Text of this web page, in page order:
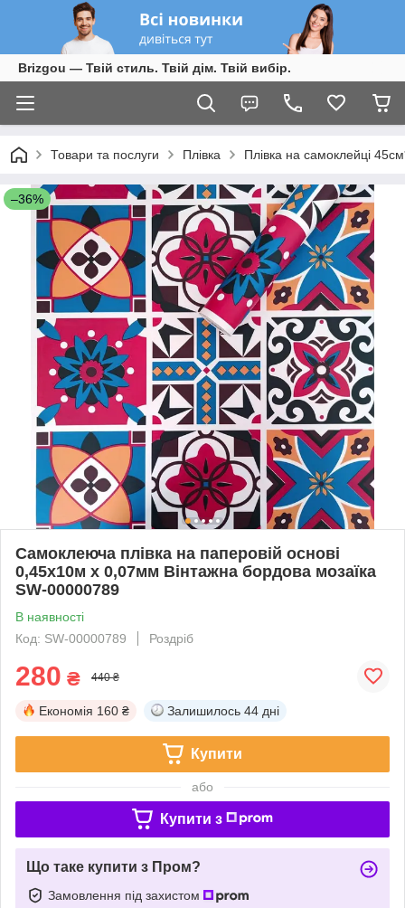
Brizgou — Твій стиль. Твій дім. Твій вибір.
Товари та послуги Плівка Плівка на самоклейці
–36%
Самоклеюча плівка на паперовій основі
0,45х10м х 0,07мм Вінтажна бордова мозаїка
SW-00000789
В наявності
Код: SW-00000789
Роздріб
280 ₴ 440 ₴
Економія 160 ₴ Залишилось 44 дні
Купити
або
Купити з
Що таке купити з Пром?
Замовлення під захистом